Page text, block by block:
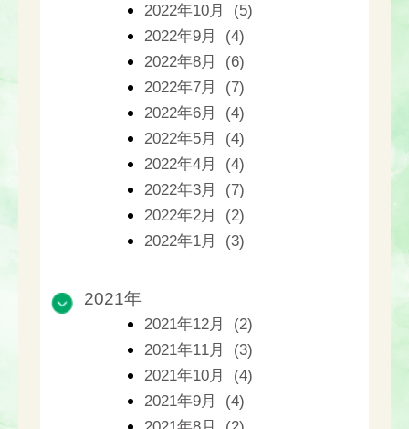
2022年10月 (5)
2022年9月 (4)
2022年8月 (6)
2022年7月 (7)
2022年6月 (4)
2022年5月 (4)
2022年4月 (4)
2022年3月 (7)
2022年2月 (2)
2022年1月 (3)
2021年
2021年12月 (2)
2021年11月 (3)
2021年10月 (4)
2021年9月 (4)